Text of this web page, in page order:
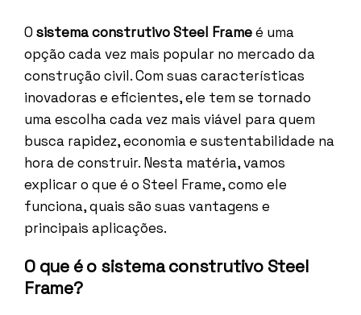
O sistema construtivo Steel Frameé uma
opção cada vez mais popular no mercado da
construção civil. Com suas características
inovadoras e eficientes, ele tem se tornado
uma escolha cada vez mais viável para quem
busca rapidez, economia e sustentabilidade na
hora de construir. Nesta matéria, vamos
explicar o que é o Steel Frame, como ele
funciona, quais são suas vantagens e
principais aplicações.
O que é o sistema construtivo Steel
Frame?